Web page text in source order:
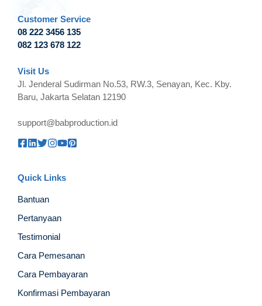
Customer Service
08 222 3456 135
082 123 678 122
Visit Us
Jl. Jenderal Sudirman No.53, RW.3, Senayan, Kec. Kby.
Baru, Jakarta Selatan 12190
support@babproduction.id
Quick Links
Bantuan
Pertanyaan
Testimonial
Cara Pemesanan
Cara Pembayaran
Konfirmasi Pembayaran